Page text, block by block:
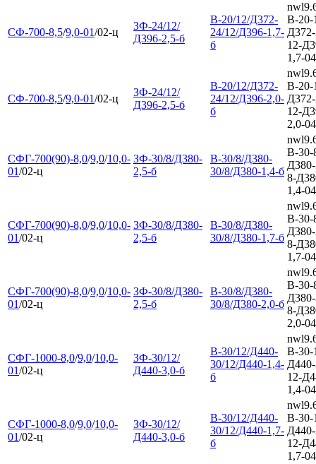
СФ-700-8,5/9,0-01/02-ц
ЗФ-24/12/
Д396-2,5-б
В-20/12/Д372-
24/12/Д396-1,7-
б
В-20-
12-
1,7-04
СФ-700-8,5/9,0-01/02-ц
ЗФ-24/12/
Д396-2,5-б
В-20/12/Д372-
24/12/Д396-2,0-
б
В-20-
12-
2,0-04
СФГ-700(90)-8,0/9,0/10,0-
01/02-ц
ЗФ-30/8/Д380-
2,5-б
В-30/8/Д380-
30/8/Д380-1,4-б
В-30-
8-
1,4-04
СФГ-700(90)-8,0/9,0/10,0-
01/02-ц
ЗФ-30/8/Д380-
2,5-б
В-30/8/Д380-
30/8/Д380-1,7-б
В-30-
8-
1,7-04
СФГ-700(90)-8,0/9,0/10,0-
01/02-ц
ЗФ-30/8/Д380-
2,5-б
В-30/8/Д380-
30/8/Д380-2,0-б
В-30-
8-
2,0-04
СФГ-1000-8,0/9,0/10,0-
01/02-ц
ЗФ-30/12/
Д440-3,0-б
В-30/12/Д440-
30/12/Д440-1,4-
б
В-30-
12-
1,4-04
СФГ-1000-8,0/9,0/10,0-
01/02-ц
ЗФ-30/12/
Д440-3,0-б
В-30/12/Д440-
30/12/Д440-1,7-
б
В-30-
12-
1,7-04